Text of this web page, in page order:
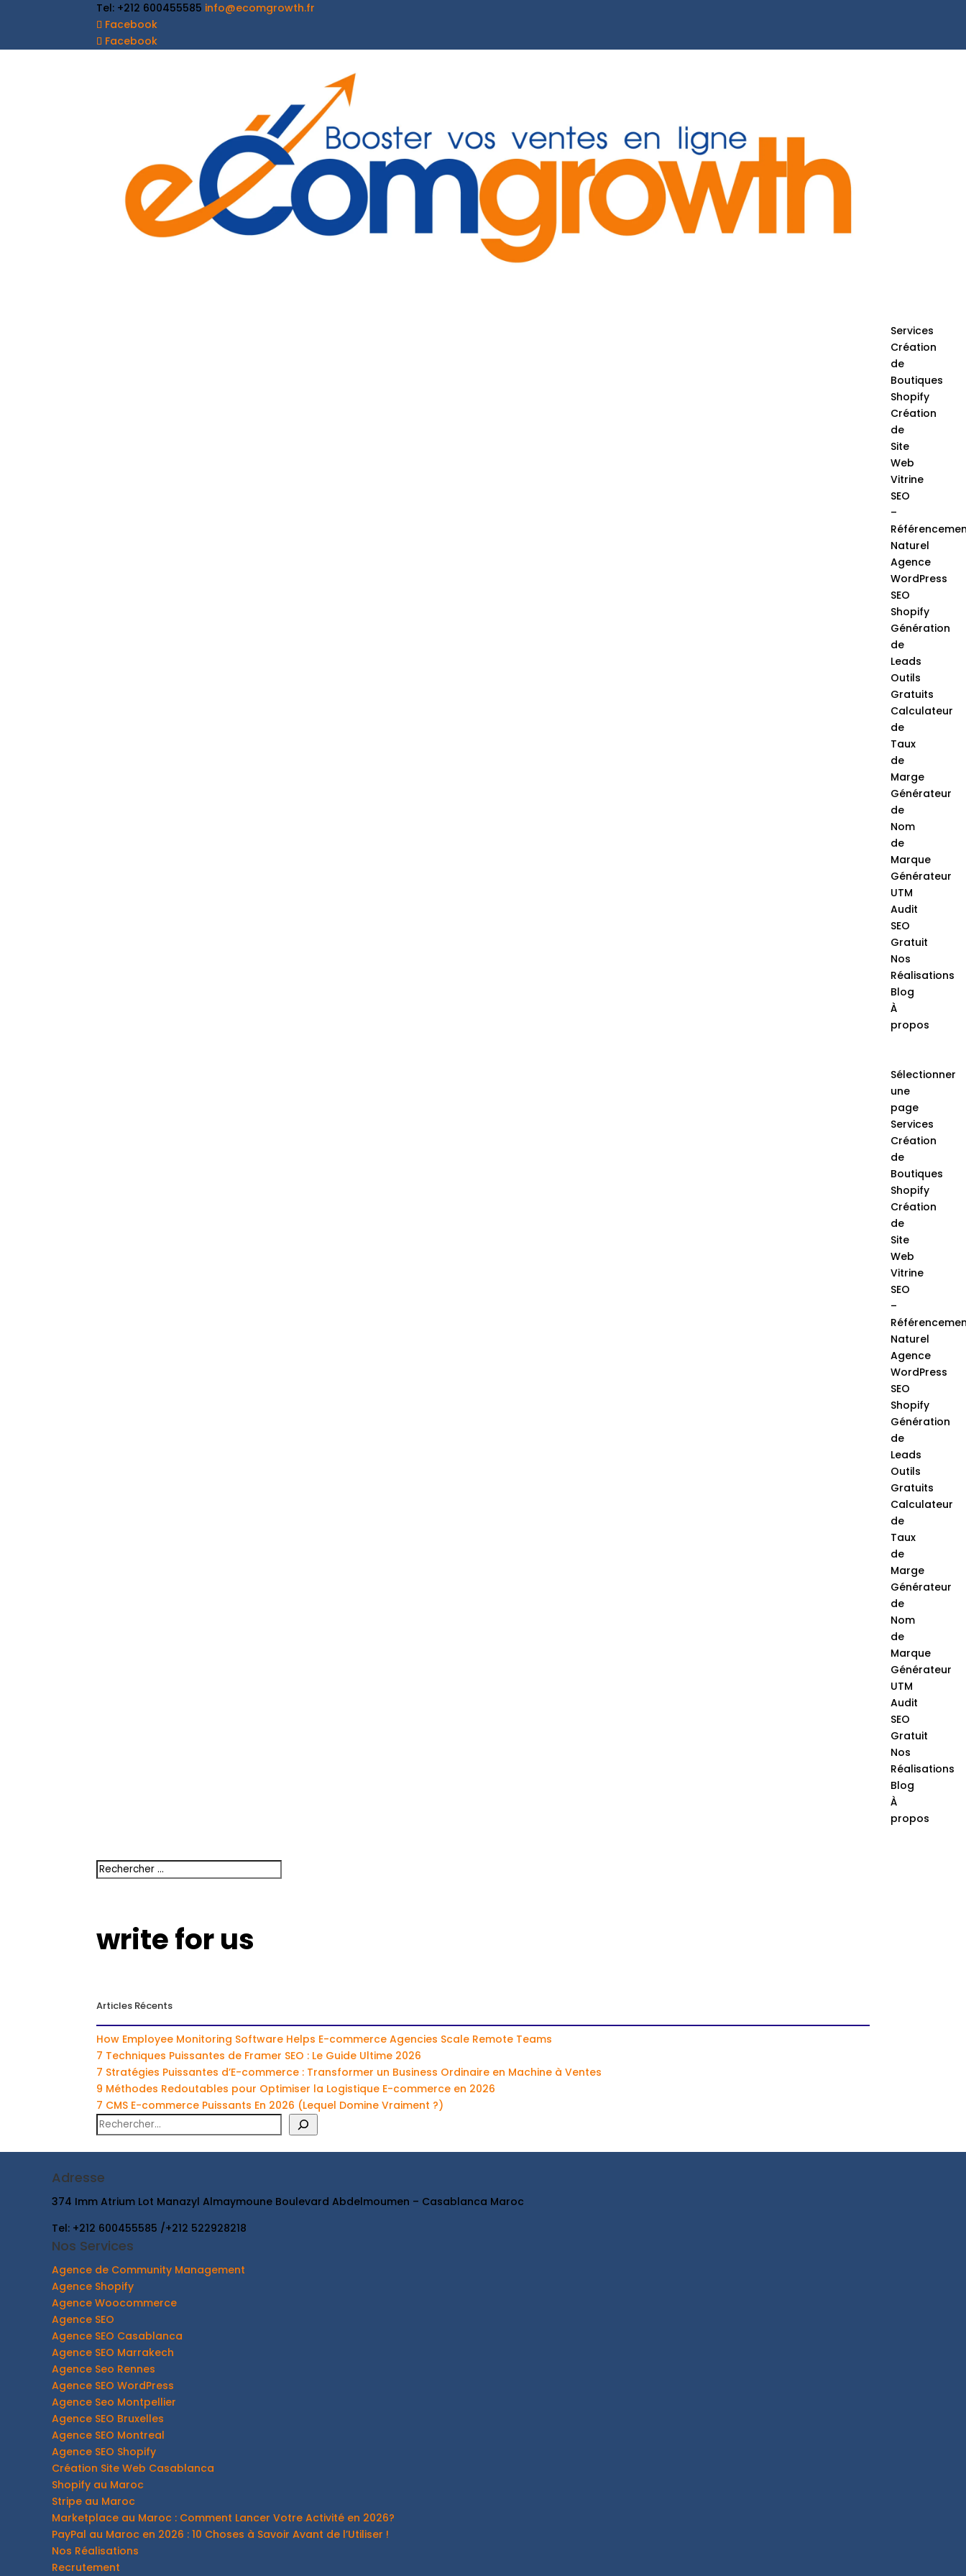
Tel: +212 600455585 info@ecomgrowth.fr
Facebook
Facebook
Services
Création
de
Boutiques
Shopify
Création
de
Site
Web
Vitrine
SEO
–
Naturel
Agence
WordPress
SEO
Shopify
Génération
de
Leads
Outils
Gratuits
Calculateur
de
Taux
de
Marge
Générateur
de
Nom
de
Marque
Générateur
UTM
Audit
SEO
Gratuit
Nos
Réalisations
Blog
À
propos
Sélectionner
une
page
Services
Création
de
Boutiques
Shopify
Création
de
Site
Web
Vitrine
SEO
–
Naturel
Agence
WordPress
SEO
Shopify
Génération
de
Leads
Outils
Gratuits
Calculateur
de
Taux
de
Marge
Générateur
de
Nom
de
Marque
Générateur
UTM
Audit
SEO
Gratuit
Nos
Réalisations
Blog
À
propos
write for us
Articles Récents
How Employee Monitoring Software Helps E-commerce Agencies Scale Remote Teams
7 Techniques Puissantes de Framer SEO : Le Guide Ultime 2026
7 Stratégies Puissantes d’E-commerce : Transformer un Business Ordinaire en Machine à Ventes
9 Méthodes Redoutables pour Optimiser la Logistique E-commerce en 2026
7 CMS E-commerce Puissants En 2026 (Lequel Domine Vraiment ?)
Rechercher
Adresse
374 Imm Atrium Lot Manazyl Almaymoune Boulevard Abdelmoumen – Casablanca Maroc
Tel: +212 600455585 /+212 522928218
Nos Services
Agence de Community Management
Agence Shopify
Agence Woocommerce
Agence SEO
Agence SEO Casablanca
Agence SEO Marrakech
Agence Seo Rennes
Agence SEO WordPress
Agence Seo Montpellier
Agence SEO Bruxelles
Agence SEO Montreal
Agence SEO Shopify
Création Site Web Casablanca
Shopify au Maroc
Stripe au Maroc
Marketplace au Maroc : Comment Lancer Votre Activité en 2026?
PayPal au Maroc en 2026 : 10 Choses à Savoir Avant de l’Utiliser !
Nos Réalisations
Recrutement